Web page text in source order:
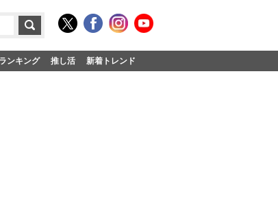
ランキング 推し活 新着トレンド